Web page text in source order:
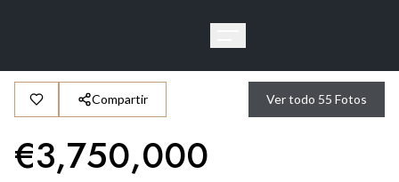
Compartir Ver todo 55 Fotos
€3,750,000